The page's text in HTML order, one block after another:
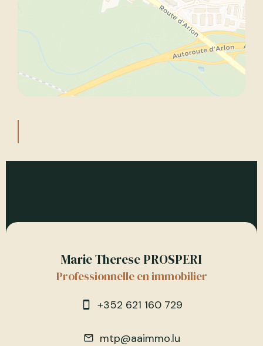
Marie Therese PROSPERI
Professionnelle en immobilier
+352 621 160 729
mtp@aaimmo.lu